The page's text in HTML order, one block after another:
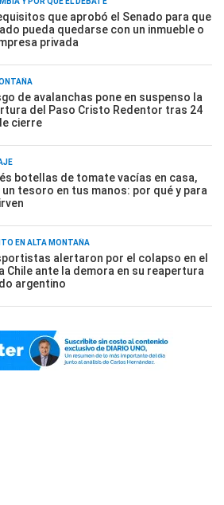
que aprobó el Senado para que
pueda quedarse con un inmueble o
privada
de avalanchas pone en suspenso la
del Paso Cristo Redentor tras 24
cierre
botellas de tomate vacías en casa,
tesoro en tus manos: por qué y para
EN ALTA MONTAÑA
alertaron por el colapso en el
Chile ante la demora en su reapertura
argentino